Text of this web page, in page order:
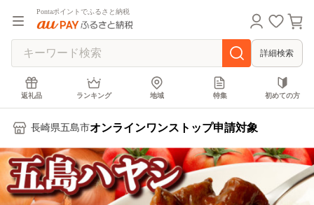
Pontaポイントでふるさと納税
詳細検索
返礼品 ランキング 地域 特集 初めての方
長崎県五島市オンラインワンストップ申請対象